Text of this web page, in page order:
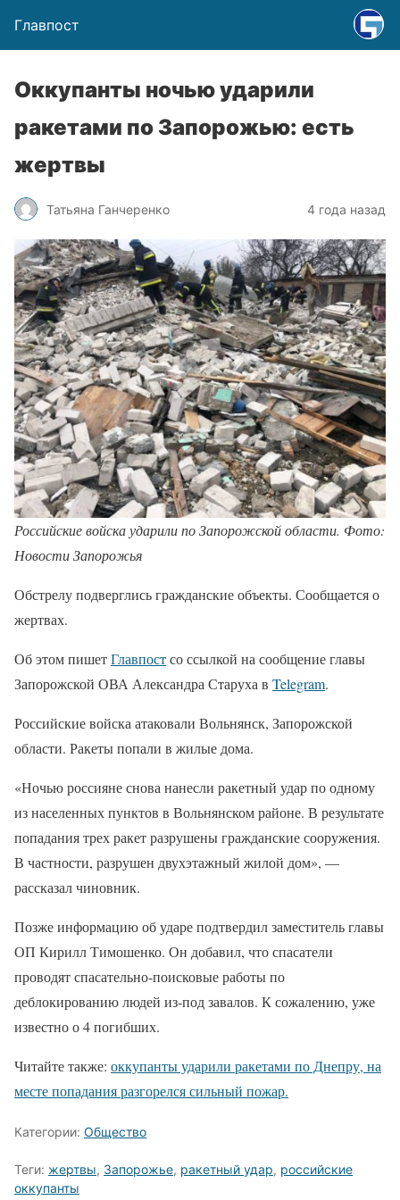
Главпост
Оккупанты ночью ударили
ракетами по Запорожью: есть
жертвы
Татьяна Ганчеренко 4 года назад
Российские войска ударили по Запорожской области. Фото:
Новости Запорожья
Обстрелу подверглись гражданские объекты. Сообщается о
жертвах.
Об этом пишетГлавпостсо ссылкой на сообщение главы
Запорожской ОВА Александра Старуха в Telegram.
Российские войска атаковали Вольнянск, Запорожской
области. Ракеты попали в жилые дома.
«Ночью россияне снова нанесли ракетный удар по одному
из населенных пунктов в Вольнянском районе. В результате
попадания трех ракет разрушены гражданские сооружения.
В частности, разрушен двухэтажный жилой дом», —
рассказал чиновник.
Позже информацию об ударе подтвердил заместитель главы
ОП Кирилл Тимошенко. Он добавил, что спасатели
проводят спасательно-поисковые работы по
деблокированию людей из-под завалов. К сожалению, уже
известно о 4 погибших.
Читайте также: оккупанты ударили ракетами по Днепру, на
месте попадания разгорелся сильный пожар.
Категории: Общество
Теги: жертвы, Запорожье, ракетный удар, российские
оккупанты